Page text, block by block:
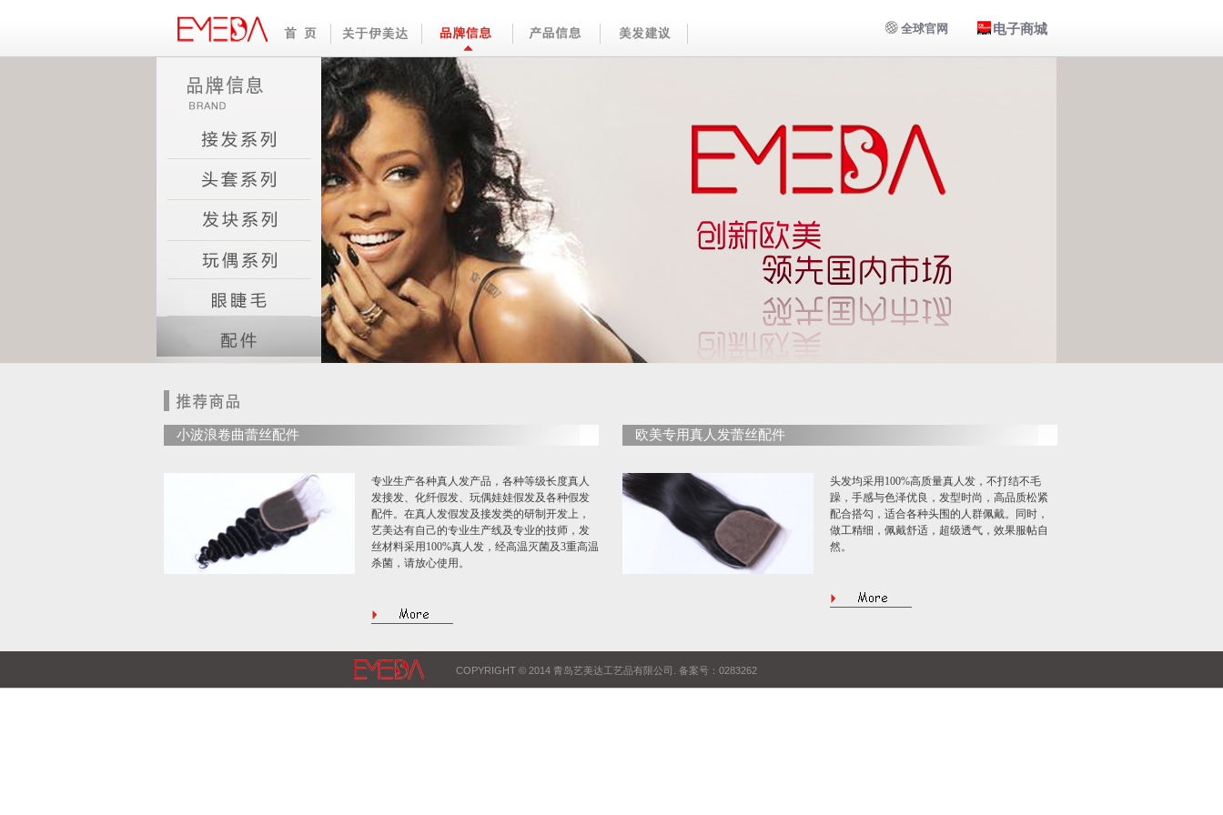
电子商城
全球官网
小波浪卷曲蕾丝配件
专业生产各种真人发产品，各种等级长度真人
发接发、化纤假发、玩偶娃娃假发及各种假发
配件。在真人发假发及接发类的研制开发上，
艺美达有自己的专业生产线及专业的技师，发
丝材料采用100%真人发，经高温灭菌及3重高温
杀菌，请放心使用。
欧美专用真人发蕾丝配件
头发均采用100%高质量真人发，不打结不毛
躁，手感与色泽优良，发型时尚，高品质松紧
配合搭勾，适合各种头围的人群佩戴。同时，
做工精细，佩戴舒适，超级透气，效果服帖自
然。
COPYRIGHT © 2014 青岛艺美达工艺品有限公司. 备案号：0283262